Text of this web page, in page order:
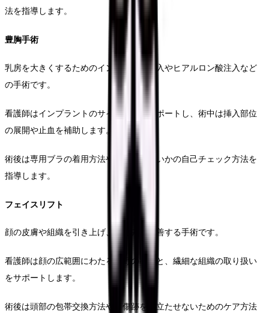
法を指導します。
豊胸手術
乳房を大きくするためのインプラント挿入やヒアルロン酸注入など
の手術です。
看護師はインプラントのサイズ選択をサポートし、術中は挿入部位
の展開や止血を補助します。
術後は専用ブラの着用方法や、異常がないかの自己チェック方法を
指導します。
フェイスリフト
顔の皮膚や組織を引き上げ、たるみを改善する手術です。
看護師は顔の広範囲にわたる術野の準備と、繊細な組織の取り扱い
をサポートします。
術後は頭部の包帯交換方法や、傷跡を目立たせないためのケア方法